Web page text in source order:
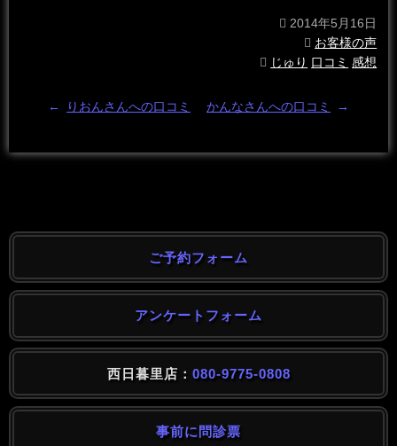
2014年5月16日
お客様の声
じゅり 口コミ 感想
← りおんさんへの口コミ かんなさんへの口コミ →
ご予約フォーム
アンケートフォーム
西日暮里店： 080-9775-0808
事前に問診票